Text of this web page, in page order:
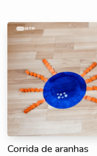
Corrida de aranhas